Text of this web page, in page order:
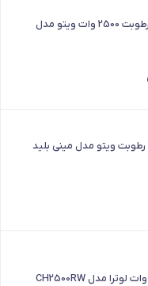
بخاری برقی دیواری ضد رطوبت 2500 وات ویتو مدل
وات ضد رطوبت ویتو مدل مینی بلید